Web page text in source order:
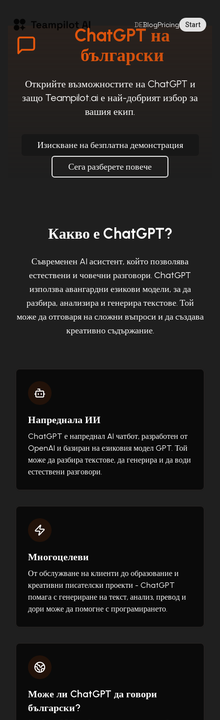
DEBlogPricing Start
ChatGPT на
български
Открийте възможностите на ChatGPT и
защо Teampilot.ai е най-добрият избор за
вашия екип.
Изискване на безплатна демонстрация
Сега разберете повече
Какво е ChatGPT?
Съвременен AI асистент, който позволява
естествени и човечни разговори. ChatGPT
използва авангардни езикови модели, за да
разбира, анализира и генерира текстове. Той
може да отговаря на сложни въпроси и да създава
креативно съдържание.
Напреднала ИИ
ChatGPT е напреднал AI чатбот, разработен от
OpenAI и базиран на езиковия модел GPT. Той
може да разбира текстове, да генерира и да води
естествени разговори.
Многоцелеви
От обслужване на клиенти до образование и
креативни писателски проекти - ChatGPT
помага с генериране на текст, анализ, превод и
дори може да помогне с програмирането.
Може ли ChatGPT да говори
български?